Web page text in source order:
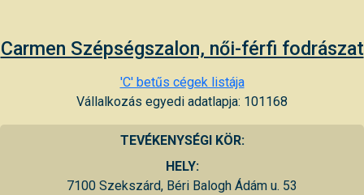
Carmen Szépségszalon, női-férfi fodrászat
'C' betűs cégek listája
Vállalkozás egyedi adatlapja: 101168
TEVÉKENYSÉGI KÖR:
HELY:
7100 Szekszárd, Béri Balogh Ádám u. 53